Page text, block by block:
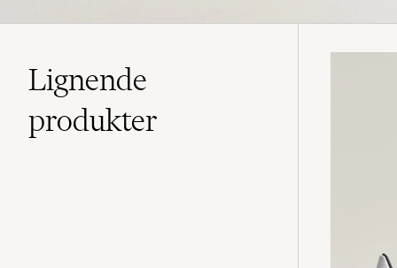
Lignende
produkter